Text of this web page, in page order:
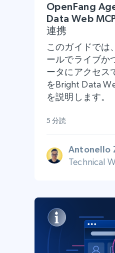
OpenFang
Data Web
連携
このガイドでは
ールでライブか
ータにアクセス
をBright Data
を説明します。
5 分読
Antonello
Technical